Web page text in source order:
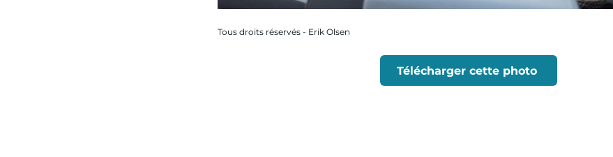
Tous droits réservés - Erik Olsen
Télécharger cette photo